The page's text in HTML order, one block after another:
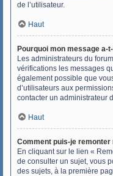
de l’utilisateur.
Haut
Pourquoi mon message a-
Les administrateurs du
vérifications les messages
également possible que
d’utilisateurs aux
contacter un administrateur
Haut
Comment puis-je remonter
En cliquant sur le lien «
de consulter un sujet, vous
des sujets, à la première